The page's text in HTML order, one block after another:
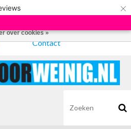
×
Contact
ga je akkoord met het gebruik van
verbeteren.
over cookies »